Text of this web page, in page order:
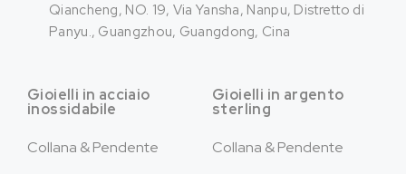
Qiancheng, NO. 19, Via Yansha, Nanpu, Distretto di
Panyu., Guangzhou, Guangdong, Cina
Gioielli in acciaio
inossidabile
Collana & Pendente
Gioielli in argento
sterling
Collana & Pendente